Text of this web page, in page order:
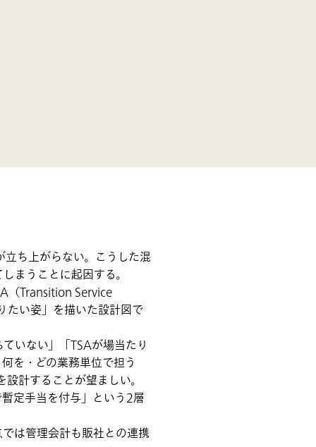
ち上がらない。こうした混
まうことに起因する。
（Transition Service
たい姿」を描いた設計図で
いない」「TSAが場当たり
を・どの業務単位で担う
計することが望ましい。
定手当を付与」という2層
は管理会計も販社との連携